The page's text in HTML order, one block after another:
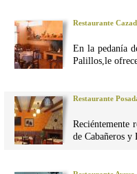
Restaurante
En la pedanía
Palillos,le
Restaurante
Reciéntemente
de Cabañeros y